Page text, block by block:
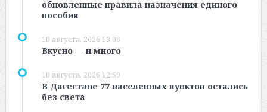
обновленные правила назначения единого
пособия
10 августа, 2026 13:06
Вкусно — и много
10 августа, 2026 12:59
В Дагестане 77 населенных пунктов остались
без света